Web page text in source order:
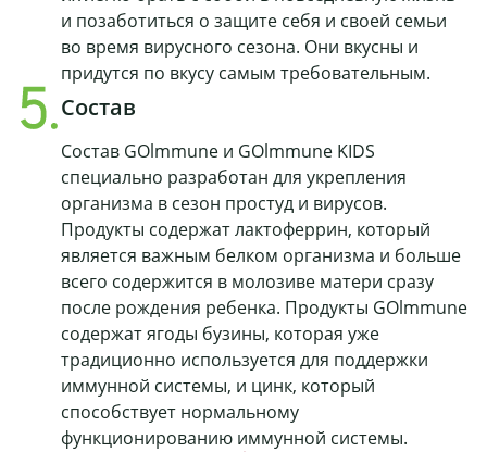
и позаботиться о защите себя и своей семьи
во время вирусного сезона. Они вкусны и
придутся по вкусу самым требовательным.
Состав
Состав GOlmmune и GOlmmune KIDS
специально разработан для укрепления
организма в сезон простуд и вирусов.
Продукты содержат лактоферрин, который
является важным белком организма и больше
всего содержится в молозиве матери сразу
после рождения ребенка. Продукты GOlmmune
содержат ягоды бузины, которая уже
традиционно используется для поддержки
иммунной системы, и цинк, который
способствует нормальному
функционированию иммунной системы.